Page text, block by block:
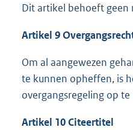
Dit artikel behoeft geen
Artikel 9
Om al aangewezen
te kunnen opheffen, is
overgangsregeling op
Artikel 10Citeertitel